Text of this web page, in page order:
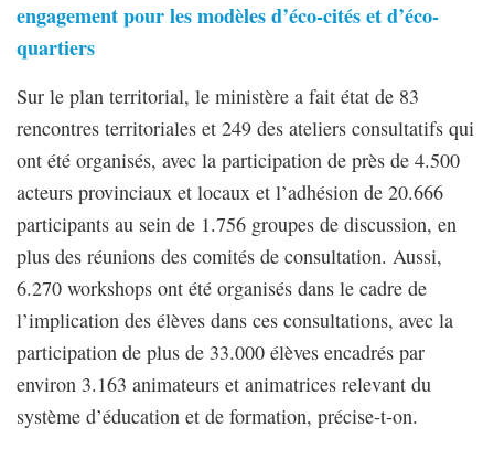
engagement pour les modèles d’éco-cités et d’éco-
quartiers
Sur le plan territorial, le ministère a fait état de 83
rencontres territoriales et 249 des ateliers consultatifs qui
ont été organisés, avec la participation de près de 4.500
acteurs provinciaux et locaux et l’adhésion de 20.666
participants au sein de 1.756 groupes de discussion, en
plus des réunions des comités de consultation. Aussi,
6.270 workshops ont été organisés dans le cadre de
l’implication des élèves dans ces consultations, avec la
participation de plus de 33.000 élèves encadrés par
environ 3.163 animateurs et animatrices relevant du
système d’éducation et de formation, précise-t-on.